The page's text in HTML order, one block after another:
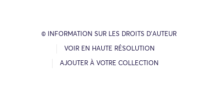
© INFORMATION SUR LES DROITS D’AUTEUR
VOIR EN HAUTE RÉSOLUTION
AJOUTER À VOTRE COLLECTION